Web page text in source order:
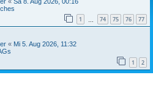
1 74 75 76 77
« Mi 5. Aug 2026, 11:32
1 2